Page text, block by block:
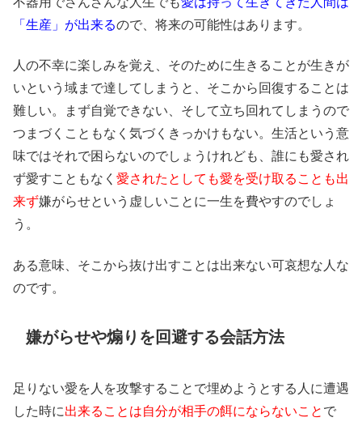
「生産」が出来るので、将来の可能性はあります。
人の不幸に楽しみを覚え、そのために生きることが生きが
いという域まで達してしまうと、そこから回復することは
難しい。まず自覚できない、そして立ち回れてしまうので
つまづくこともなく気づくきっかけもない。生活という意
味ではそれで困らないのでしょうけれども、誰にも愛され
ず愛すこともなく 愛されたとしても愛を受け取ることも出
来ず嫌がらせという虚しいことに一生を費やすのでしょ
う。
ある意味、そこから抜け出すことは出来ない可哀想な人な
のです。
嫌がらせや煽りを回避する会話方法
足りない愛を人を攻撃することで埋めようとする人に遭遇
した時に出来ることは自分が相手の餌にならないこと で